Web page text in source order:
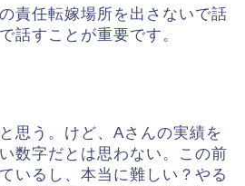
責任転嫁場所を出さないで話
話すことが重要です。
思う。けど、Aさんの実績を
数字だとは思わない。この前
いるし、本当に難しい？やる